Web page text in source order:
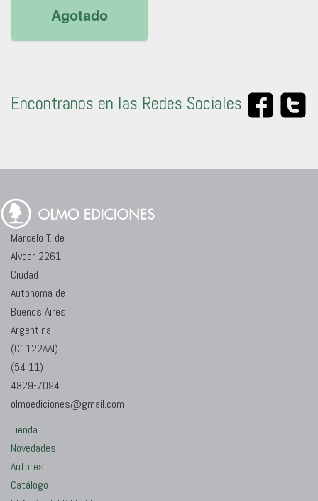
Agotado
Encontranos en las Redes Sociales
Marcelo T. de
Alvear 2261
Ciudad
Autonoma de
Buenos Aires
Argentina
(C1122AAI)
(54 11)
4829-7094
olmoediciones@gmail.com
Tienda
Novedades
Autores
Catálogo